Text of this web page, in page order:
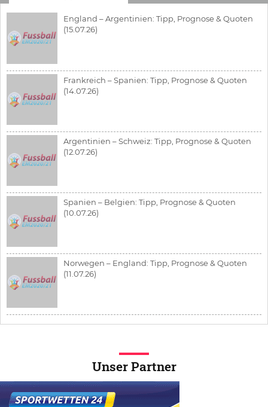
England – Argentinien: Tipp, Prognose & Quoten
(15.07.26)
Frankreich – Spanien: Tipp, Prognose & Quoten
(14.07.26)
Argentinien – Schweiz: Tipp, Prognose & Quoten
(12.07.26)
Spanien – Belgien: Tipp, Prognose & Quoten
(10.07.26)
Norwegen – England: Tipp, Prognose & Quoten
(11.07.26)
Unser Partner